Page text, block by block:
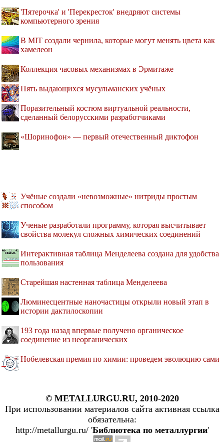
'Пятерочка' и 'Перекресток' внедряют системы
компьютерного зрения
В MIT создали чернила, которые могут менять цвета как
хамелеон
Коллекция часовых механизмах в Эрмитаже
Пять выдающихся мусульманских учёных
Поразительный костюм виртуальной реальности,
сделанный белорусскими разработчиками
«Шоринофон» — первый отечественный диктофон
Учёные создали «невозможные» нитриды простым
способом
Ученые разработали программу, которая высчитывает
свойства молекул сложных химических соединений
Интерактивная таблица Менделеева создана для удобства
пользования
Старейшая настенная таблица Менделеева
Люминесцентные наночастицы открыли новый этап в
истории дактилоскопии
193 года назад впервые получено органическое
соединение из неорганических
Нобелевская премия по химии: проведем эволюцию сами
© METALLURGU.RU, 2010-2020
При использовании материалов сайта активная ссылка
обязательна:
http://metallurgu.ru/ 'Библиотека по металлургии'